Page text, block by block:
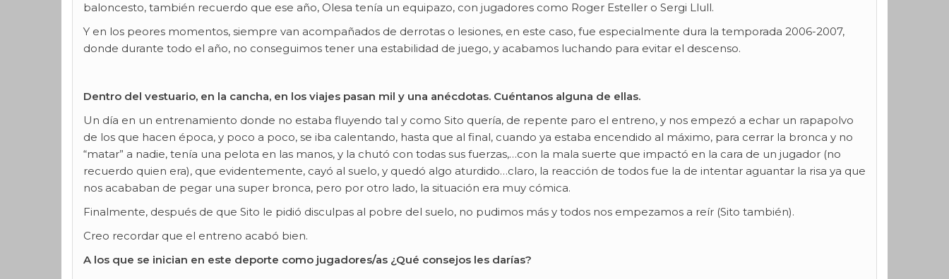
baloncesto, también recuerdo que ese año, Olesa tenía un equipazo, con jugadores como Roger Esteller o Sergi Llull.
Y en los peores momentos, siempre van acompañados de derrotas o lesiones, en este caso, fue especialmente dura la temporada 2006-2007,
donde durante todo el año, no conseguimos tener una estabilidad de juego, y acabamos luchando para evitar el descenso.
Dentro del vestuario, en la cancha, en los viajes pasan mil y una anécdotas. Cuéntanos alguna de ellas.
Un día en un entrenamiento donde no estaba fluyendo tal y como Sito quería, de repente paro el entreno, y nos empezó a echar un rapapolvo
de los que hacen época, y poco a poco, se iba calentando, hasta que al final, cuando ya estaba encendido al máximo, para cerrar la bronca y no
“matar” a nadie, tenía una pelota en las manos, y la chutó con todas sus fuerzas,…con la mala suerte que impactó en la cara de un jugador (no
recuerdo quien era), que evidentemente, cayó al suelo, y quedó algo aturdido…claro, la reacción de todos fue la de intentar aguantar la risa ya que
nos acababan de pegar una super bronca, pero por otro lado, la situación era muy cómica.
Finalmente, después de que Sito le pidió disculpas al pobre del suelo, no pudimos más y todos nos empezamos a reír (Sito también).
Creo recordar que el entreno acabó bien.
A los que se inician en este deporte como jugadores/as ¿Qué consejos les darías?